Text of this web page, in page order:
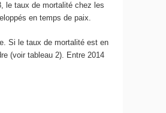
le taux de mortalité chez les
en temps de paix.
Si le taux de mortalité est en
(voir tableau 2). Entre 2014